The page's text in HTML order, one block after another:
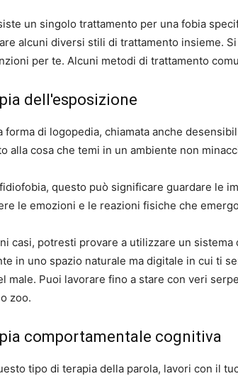
un singolo trattamento per una fobia
alcuni diversi stili di trattamento insieme.
per te. Alcuni metodi di trattamento
dell'esposizione
forma di logopedia, chiamata anche
alla cosa che temi in un ambiente non
questo può significare guardare le
le emozioni e le reazioni fisiche che
casi, potresti provare a utilizzare un
in uno spazio naturale ma digitale in cui ti
male. Puoi lavorare fino a stare con veri
zoo.
comportamentale cognitiva
tipo di terapia della parola, lavori con il